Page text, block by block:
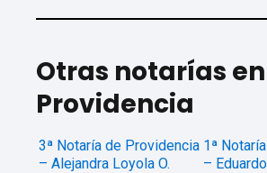
Otras notarías en
Providencia
3ª Notaría de Providencia
– Alejandra Loyola O.
1ª
–